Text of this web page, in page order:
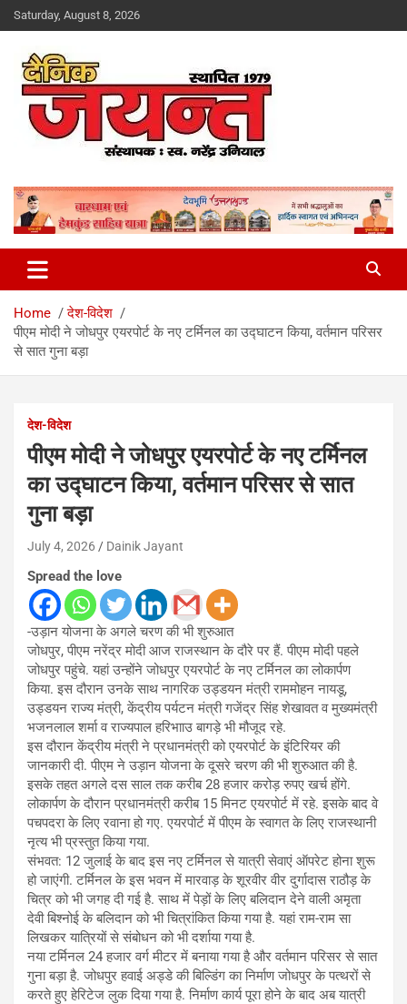
Skip
to
Saturday, August 8, 2026
Dainik Jayant
Home
देश-विदेश
पीएम मोदी ने जोधपुर एयरपोर्ट के नए टर्मिनल का उद्घाटन किया, वर्तमान परिसर
से सात गुना बड़ा
देश-विदेश
पीएम मोदी ने जोधपुर एयरपोर्ट के नए टर्मिनल
का उद्घाटन किया, वर्तमान परिसर से सात
गुना बड़ा
July 4, 2026 Dainik Jayant
Spread the love
-उड़ान योजना के अगले चरण की भी शुरुआत
जोधपुर, पीएम नरेंद्र मोदी आज राजस्थान के दौरे पर हैं. पीएम मोदी पहले
जोधपुर पहुंचे. यहां उन्होंने जोधपुर एयरपोर्ट के नए टर्मिनल का लोकार्पण
किया. इस दौरान उनके साथ नागरिक उड्डयन मंत्री राममोहन नायडू,
उड्डयन राज्य मंत्री, केंद्रीय पर्यटन मंत्री गजेंद्र सिंह शेखावत व मुख्यमंत्री
भजनलाल शर्मा व राज्यपाल हरिभााउ बागड़े भी मौजूद रहे.
इस दौरान केंद्रीय मंत्री ने प्रधानमंत्री को एयरपोर्ट के इंटिरियर की
जानकारी दी. पीएम ने उड़ान योजना के दूसरे चरण की भी शुरुआत की है.
इसके तहत अगले दस साल तक करीब 28 हजार करोड़ रुपए खर्च होंगे.
लोकार्पण के दौरान प्रधानमंत्री करीब 15 मिनट एयरपोर्ट में रहे. इसके बाद वे
पचपदरा के लिए रवाना हो गए. एयरपोर्ट में पीएम के स्वागत के लिए राजस्थानी
नृत्य भी प्रस्तुत किया गया.
संभवत: 12 जुलाई के बाद इस नए टर्मिनल से यात्री सेवाएं ऑपरेट होना शुरू
हो जाएंगी. टर्मिनल के इस भवन में मारवाड़ के शूरवीर वीर दुर्गादास राठौड़ के
चित्र को भी जगह दी गई है. साथ में पेड़ों के लिए बलिदान देने वाली अमृता
देवी बिश्नोई के बलिदान को भी चित्रांकित किया गया है. यहां राम-राम सा
लिखकर यात्रियों से संबोधन को भी दर्शाया गया है.
नया टर्मिनल 24 हजार वर्ग मीटर में बनाया गया है और वर्तमान परिसर से सात
गुना बड़ा है. जोधपुर हवाई अड्डे की बिल्डिंग का निर्माण जोधपुर के पत्थरों से
करते हुए हेरिटेज लुक दिया गया है. निर्माण कार्य पूरा होने के बाद अब यात्री